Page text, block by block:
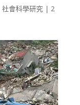
社會科學研究 | 2